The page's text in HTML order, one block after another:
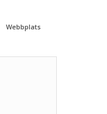
Webbplats